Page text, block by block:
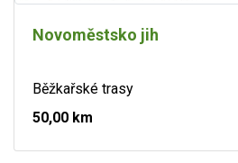
Novoměstsko jih
Běžkařské trasy
50,00 km